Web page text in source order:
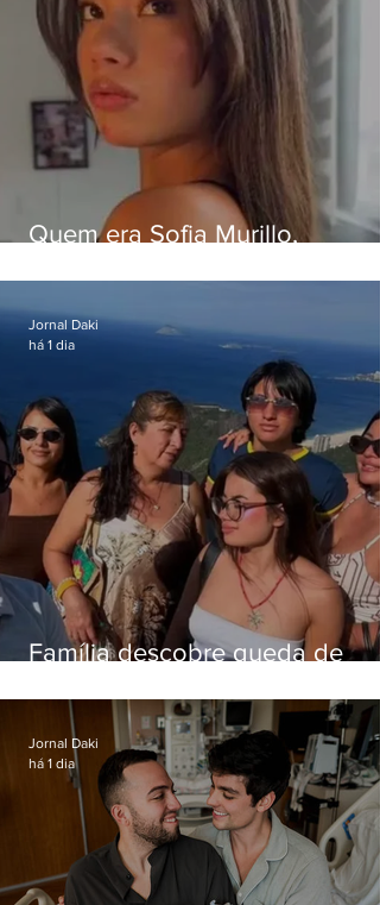
Quem era Sofia Murillo,
em queda de helicóptero no
Família descobre queda de
enquanto aguardava segundo
voo
Jornal Daki
há 1 dia
Jornal Daki
há 1 dia